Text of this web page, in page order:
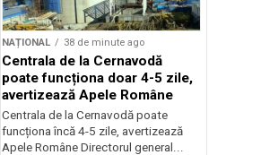
NAȚIONAL 38 de minute ago
Centrala de la Cernavodă
poate funcționa doar 4-5 zile,
avertizează Apele Române
Centrala de la Cernavodă poate
funcționa încă 4-5 zile, avertizează
Apele Române Directorul general...